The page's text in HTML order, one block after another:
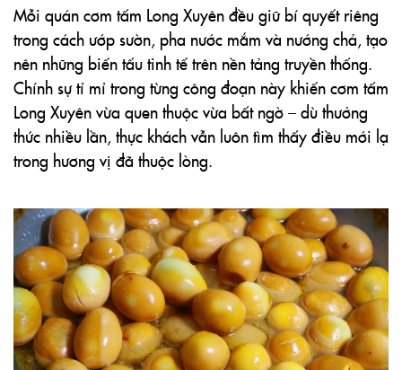
Mỗi quán cơm tấm Long Xuyên đều giữ bí quyết riêng
trong cách ướp sườn, pha nước mắm và nướng chả, tạo
nên những biến tấu tinh tế trên nền tảng truyền thống.
Chính sự tỉ mỉ trong từng công đoạn này khiến cơm tấm
Long Xuyên vừa quen thuộc vừa bất ngờ – dù thưởng
thức nhiều lần, thực khách vẫn luôn tìm thấy điều mới lạ
trong hương vị đã thuộc lòng.